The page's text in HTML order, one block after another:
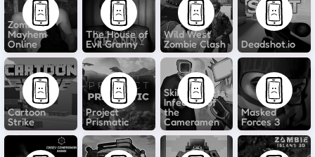
Zombie
Mayhem
Online
The House of
Evil Granny
Wild West
Zombie Clash
Deadshot.io
Cartoon
Strike
Project
Prismatic
Skibidi Toilets:
Infection of
the
Cameramen
Masked
Forces 3